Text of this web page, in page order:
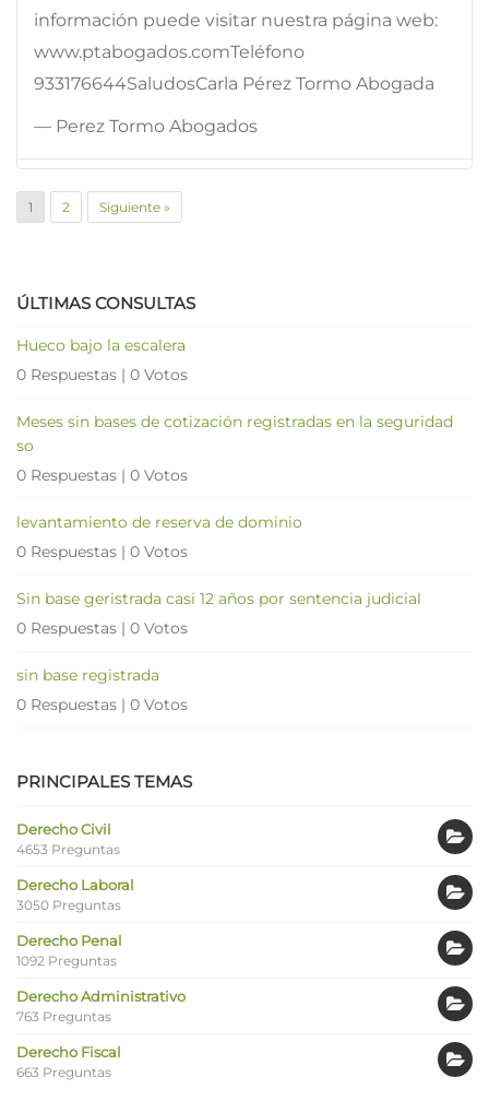
información puede visitar nuestra página web:
www.ptabogados.comTeléfono
933176644SaludosCarla Pérez Tormo Abogada
— Perez Tormo Abogados
1 2 Siguiente »
ÚLTIMAS CONSULTAS
Hueco bajo la escalera
0 Respuestas | 0 Votos
Meses sin bases de cotización registradas en la seguridad
so
0 Respuestas | 0 Votos
levantamiento de reserva de dominio
0 Respuestas | 0 Votos
Sin base geristrada casi 12 años por sentencia judicial
0 Respuestas | 0 Votos
sin base registrada
0 Respuestas | 0 Votos
PRINCIPALES TEMAS
Derecho Civil
4653 Preguntas
Derecho Laboral
3050 Preguntas
Derecho Penal
1092 Preguntas
Derecho Administrativo
763 Preguntas
Derecho Fiscal
663 Preguntas